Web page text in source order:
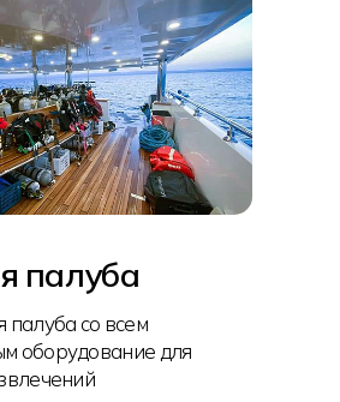
палуба
палуба со всем
оборудование для